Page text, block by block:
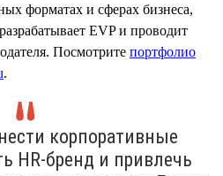
форматах и сферах бизнеса,
EVP и проводит
Посмотрите портфолио
.
корпоративные
HR-бренд и привлечь